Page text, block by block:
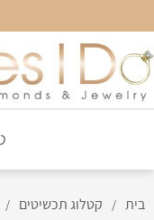
בית / קטלוג תכשיטים /